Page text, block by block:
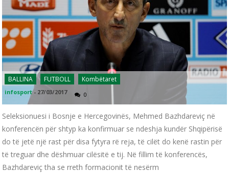
BALLINA FUTBOLL Kombëtaret
infosport - 27/03/2017 0
Seleksionuesi i Bosnje e Hercegovinës, Mehmed Bazhdareviç në
konferencën për shtyp ka konfirmuar se ndeshja kundër Shqipërisë
do të jetë një rast për disa fytyra rë reja, të cilët do kenë rastin për
të treguar dhe dëshmuar cilësitë e tij. Në fillim të konferencës,
Bazhdareviç tha se rreth formacionit të nesërm